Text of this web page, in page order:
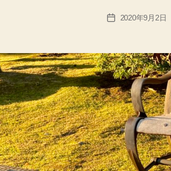
投
2020年9月2日